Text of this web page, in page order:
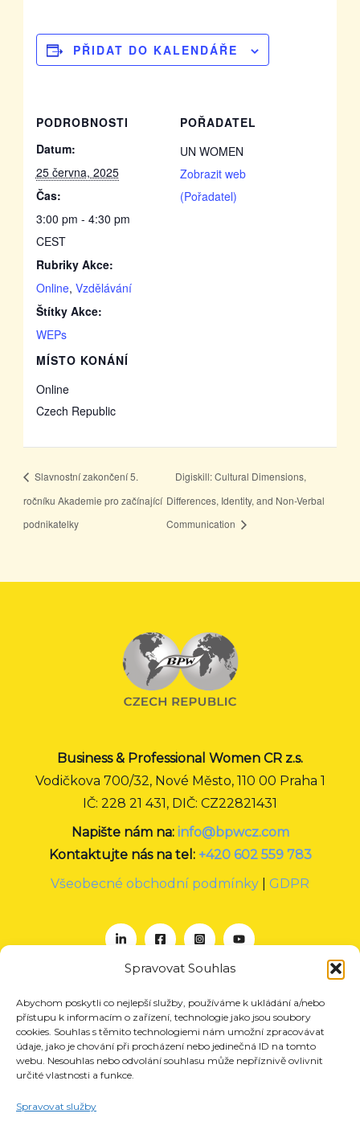
Spravovat Souhlas
Abychom poskytli co nejlepší služby, používáme k ukládání a/nebo
přístupu k informacím o zařízení, technologie jako jsou soubory
cookies. Souhlas s těmito technologiemi nám umožní zpracovávat
údaje, jako je chování při procházení nebo jedinečná ID na tomto
webu. Nesouhlas nebo odvolání souhlasu může nepříznivě ovlivnit
určité vlastnosti a funkce.
Spravovat služby
PŘIDAT DO KALENDÁŘE
PODROBNOSTI
Datum:
25 června, 2025
Čas:
3:00 pm - 4:30 pm
CEST
Rubriky Akce:
Online, Vzdělávání
Štítky Akce:
WEPs
MÍSTO KONÁNÍ
Online
Czech Republic
POŘADATEL
UN WOMEN
Zobrazit web
(Pořadatel)
Slavnostní zakončení 5.
ročníku Akademie pro začínající
podnikatelky
Digiskill: Cultural Dimensions,
Differences, Identity, and Non-Verbal
Communication
Business & Professional Women CR z.s.
Vodičkova 700/32, Nové Město, 110 00 Praha 1
IČ: 228 21 431, DIČ: CZ22821431
Napište nám na: info@bpwcz.com
Kontaktujte nás na tel: +420 602 559 783
Všeobecné obchodní podmínky
GDPR
O nás
Projekty
Členství